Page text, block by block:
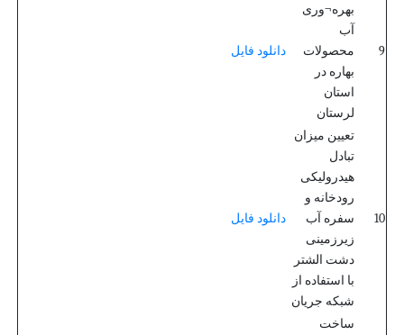
9
بهره¬وری
آب
محصولات
بهاره در
استان
لرستان
دانلود فایل
10
تعیین میزان
تبادل
هیدرولیکی
رودخانه و
سفره آب
زیرزمینی
دشت الشتر
با استفاده از
شبکه جریان
دانلود فایل
ساخت